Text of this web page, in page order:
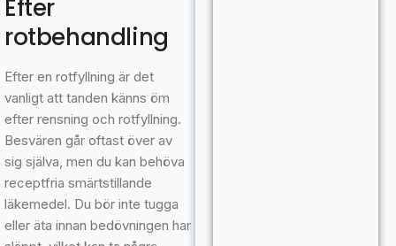
Efter
rotbehandling
Efter en rotfyllning är det
vanligt att tanden känns öm
efter rensning och rotfyllning.
Besvären går oftast över av
sig själva, men du kan behöva
receptfria smärtstillande
läkemedel. Du bör inte tugga
eller äta innan bedövningen har